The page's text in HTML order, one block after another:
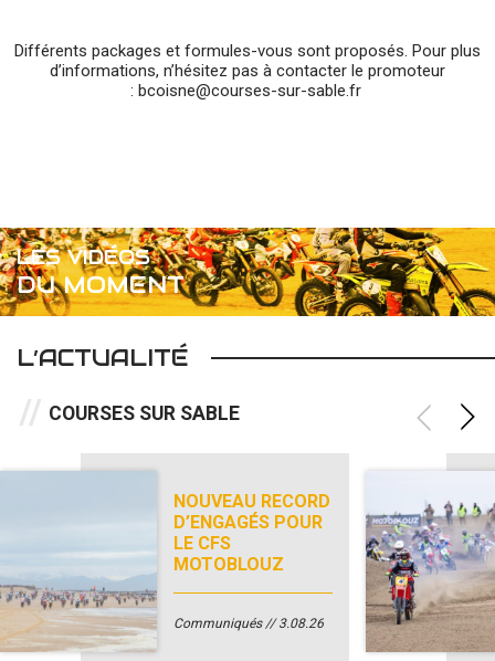
Différents packages et formules-vous sont proposés. Pour plus
d’informations, n’hésitez pas à contacter le promoteur
: bcoisne@courses-sur-sable.fr
LES VIDÉOS
DU MOMENT
L’ACTUALITÉ
COURSES SUR SABLE
NOUVEAU RECORD
D’ENGAGÉS POUR
LE CFS
MOTOBLOUZ
Communiqués 3.08.26